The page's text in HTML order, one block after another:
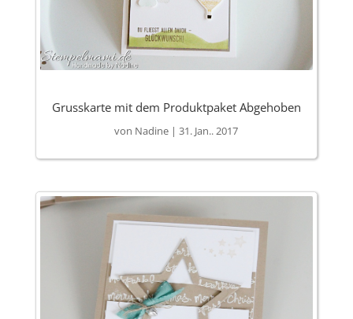
Grusskarte mit dem Produktpaket Abgehoben
von Nadine |31. Jan.. 2017